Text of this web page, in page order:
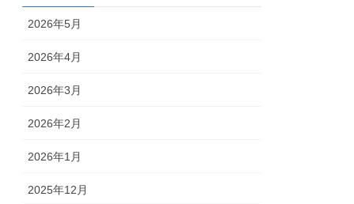
2026年5月
2026年4月
2026年3月
2026年2月
2026年1月
2025年12月